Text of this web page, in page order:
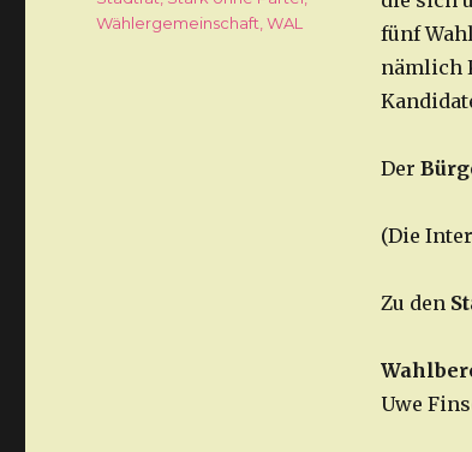
fünf
nämlich
Der
(Die
Zu den
Uwe
Wählergemeinschaft ,WAL